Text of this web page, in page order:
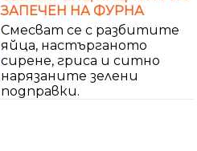
ЗАПЕЧЕН НА ФУРНА
Смесват се с разбитите
яйца, настърганото
сирене, гриса и ситно
нарязаните зелени
подправки.